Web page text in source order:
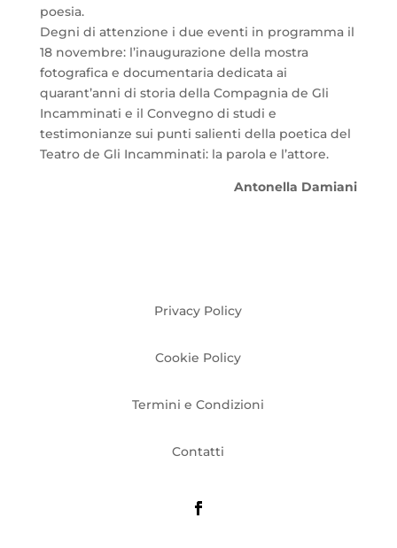
poesia.
Degni di attenzione i due eventi in programma il
18 novembre: l’inaugurazione della mostra
fotografica e documentaria dedicata ai
quarant’anni di storia della Compagnia de Gli
Incamminati e il Convegno di studi e
testimonianze sui punti salienti della poetica del
Teatro de Gli Incamminati: la parola e l’attore.
Antonella Damiani
Privacy Policy
Cookie Policy
Termini e Condizioni
Contatti